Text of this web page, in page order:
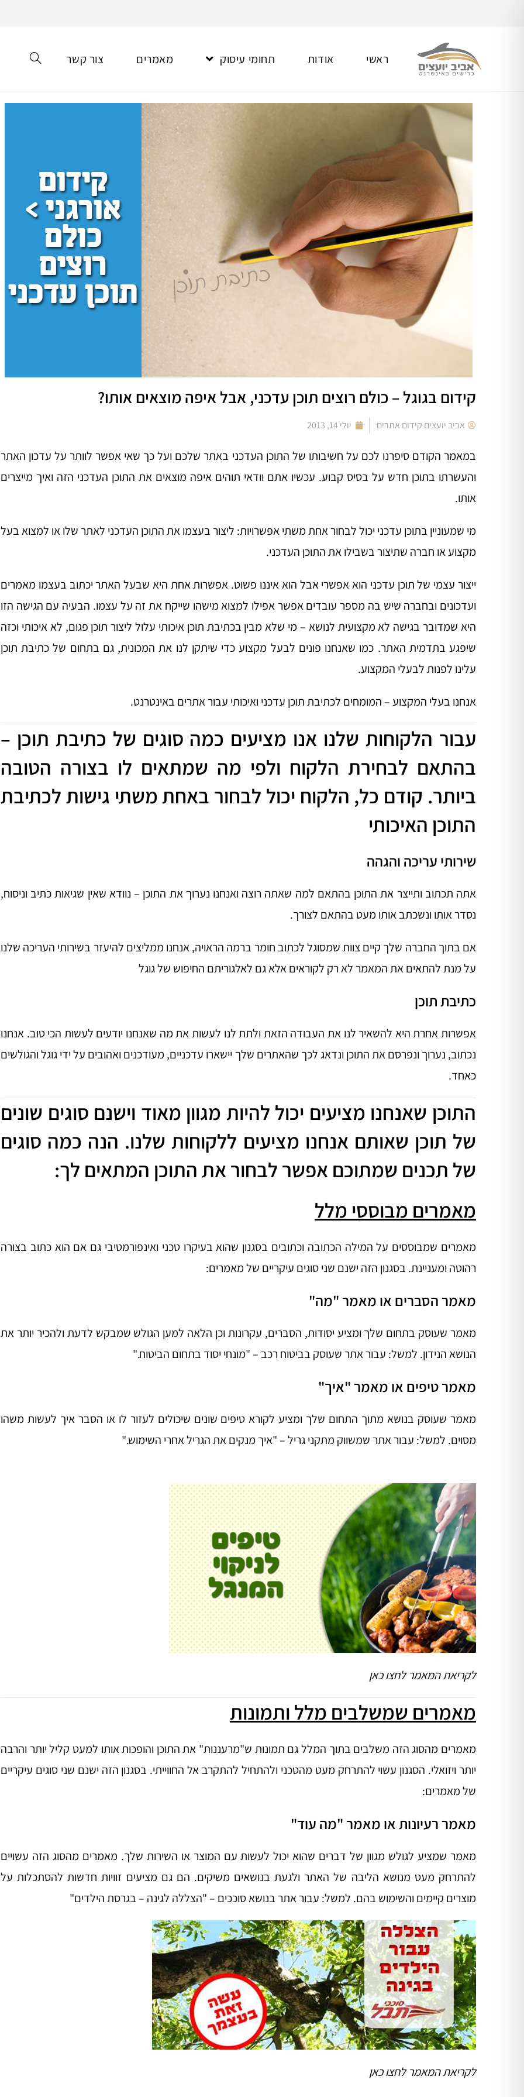
ראשי אודות תחומי עיסוק מאמרים צור קשר
קידום בגוגל – כולם רוצים תוכן עדכני, אבל איפה מוצאים אותו?
אביב יועצים קידום אתרים יולי 14, 2013
במאמר הקודם סיפרנו לכם על חשיבותו של התוכן העדכני באתר שלכם ועל כך שאי אפשר לוותר על עדכון האתר
והעשרתו בתוכן חדש על בסיס קבוע. עכשיו אתם וודאי תוהים איפה מוצאים את התוכן העדכני הזה ואיך מייצרים
אותו.
מי שמעוניין בתוכן עדכני יכול לבחור אחת משתי אפשרויות: ליצור בעצמו את התוכן העדכני לאתר שלו או למצוא בעל
מקצוע או חברה שתיצור בשבילו את התוכן העדכני.
ייצור עצמי של תוכן עדכני הוא אפשרי אבל הוא איננו פשוט. אפשרות אחת היא שבעל האתר יכתוב בעצמו מאמרים
ועדכונים ובחברה שיש בה מספר עובדים אפשר אפילו למצוא מישהו שייקח את זה על עצמו. הבעיה עם הגישה הזו
היא שמדובר בגישה לא מקצועית לנושא – מי שלא מבין בכתיבת תוכן איכותי עלול ליצור תוכן פגום, לא איכותי וכזה
שיפגע בתדמית האתר. כמו שאנחנו פונים לבעל מקצוע כדי שיתקן לנו את המכונית, גם בתחום של כתיבת תוכן
עלינו לפנות לבעלי המקצוע.
אנחנו בעלי המקצוע – המומחים לכתיבת תוכן עדכני ואיכותי עבור אתרים באינטרנט.
עבור הלקוחות שלנו אנו מציעים כמה סוגים של כתיבת תוכן –
בהתאם לבחירת הלקוח ולפי מה שמתאים לו בצורה הטובה
ביותר. קודם כל, הלקוח יכול לבחור באחת משתי גישות לכתיבת
התוכן האיכותי
שירותי עריכה והגהה
אתה תכתוב ותייצר את התוכן בהתאם למה שאתה רוצה ואנחנו נערוך את התוכן – נוודא שאין שגיאות כתיב וניסוח,
נסדר אותו ונשכתב אותו מעט בהתאם לצורך.
אם בתוך החברה שלך קיים צוות שמסוגל לכתוב חומר ברמה הראויה, אנחנו ממליצים להיעזר בשירותי העריכה שלנו
על מנת להתאים את המאמר לא רק לקוראים אלא גם לאלגוריתם החיפוש של גוגל
כתיבת תוכן
אפשרות אחרת היא להשאיר לנו את העבודה הזאת ולתת לנו לעשות את מה שאנחנו יודעים לעשות הכי טוב. אנחנו
נכתוב, נערוך ונפרסם את התוכן ונדאג לכך שהאתרים שלך יישארו עדכניים, מעודכנים ואהובים על ידי גוגל והגולשים
כאחד.
התוכן שאנחנו מציעים יכול להיות מגוון מאוד וישנם סוגים שונים
של תוכן שאותם אנחנו מציעים ללקוחות שלנו. הנה כמה סוגים
של תכנים שמתוכם אפשר לבחור את התוכן המתאים לך:
מאמרים מבוססי מלל
מאמרים שמבוססים על המילה הכתובה וכתובים בסגנון שהוא בעיקרו טכני ואינפורמטיבי גם אם הוא כתוב בצורה
רהוטה ומעניינת. בסגנון הזה ישנם שני סוגים עיקריים של מאמרים:
מאמר הסברים או מאמר "מה"
מאמר שעוסק בתחום שלך ומציע יסודות, הסברים, עקרונות וכן הלאה למען הגולש שמבקש לדעת ולהכיר יותר את
הנושא הנידון. למשל: עבור אתר שעוסק בביטוח רכב – "מונחי יסוד בתחום הביטוח."
מאמר טיפים או מאמר "איך"
מאמר שעוסק בנושא מתוך התחום שלך ומציע לקורא טיפים שונים שיכולים לעזור לו או הסבר איך לעשות משהו
מסוים. למשל: עבור אתר שמשווק מתקני גריל – "איך מנקים את הגריל אחרי השימוש."
לקריאת המאמרלחצו כאן
מאמרים שמשלבים מלל ותמונות
מאמרים מהסוג הזה משלבים בתוך המלל גם תמונות ש"מרעננות" את התוכן והופכות אותו למעט קליל יותר והרבה
יותר ויזואלי. הסגנון עשוי להתרחק מעט מהטכני ולהתחיל להתקרב אל החווייתי. בסגנון הזה ישנם שני סוגים עיקריים
של מאמרים:
מאמר רעיונות או מאמר "מה עוד"
מאמר שמציע לגולש מגוון של דברים שהוא יכול לעשות עם המוצר או השירות שלך. מאמרים מהסוג הזה עשויים
להתרחק מעט מנושא הליבה של האתר ולגעת בנושאים משיקים. הם גם מציעים זוויות חדשות להסתכלות על
מוצרים קיימים והשימוש בהם. למשל: עבור אתר בנושא סוככים – "הצללה לגינה – בגרסת הילדים"
לקריאת המאמרלחצו כאן